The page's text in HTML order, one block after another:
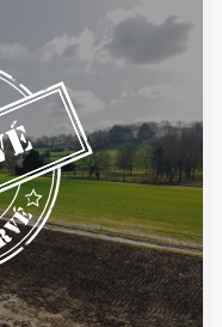
Romains 2
à la
du
de 10 minutes en
sa situation
sa proximité
d’Estillac
de Viau